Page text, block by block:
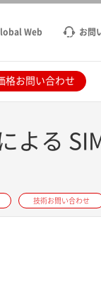
Web お問
格お問い合わせ
よる
技術お問い合わせ